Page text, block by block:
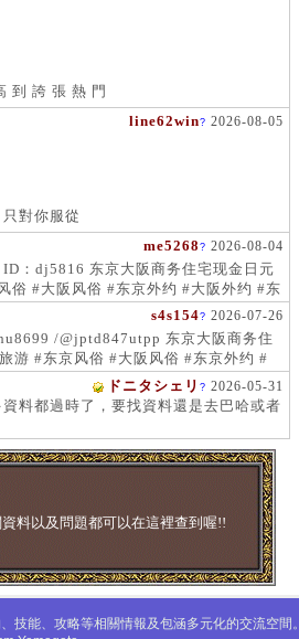
到 誇 張 熱 門
line62win? 2026-08-05
對你服從
me5268 ? 2026-08-04
：dj5816 东京大阪商务住宅现金日元
俗 #大阪风俗 #东京外约 #大阪外约 #东
#歌舞伎町 #日本女孩 #大阪女孩 #日
s4s154? 2026-07-26
/@jptd847utpp 东京大阪商务住
游 #东京风俗 #大阪风俗 #东京外约 #
俗 #梅田风俗 #歌舞伎町 #心斋桥风俗
本学生妹
ドニタシェリ ? 2026-05-31
料都過時了，要找資料還是去巴哈或者
料以及問題都可以在這裡查到喔!!
能、攻略等相關情報及包涵多元化的交流空間。